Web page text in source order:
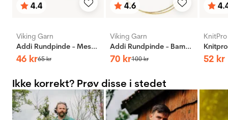
Vurdering:
4.4
ud af 5 stjerner
Viking Garn
Addi Rundpinde - Messing
46 kr65kr
Vurdering:
4.6
ud af 5 stjerner
Viking Garn
Addi Rundpinde - Bambus
70 kr100kr
ud
KnitPro
52 kr
Ikke korrekt? Prøv disse i stedet